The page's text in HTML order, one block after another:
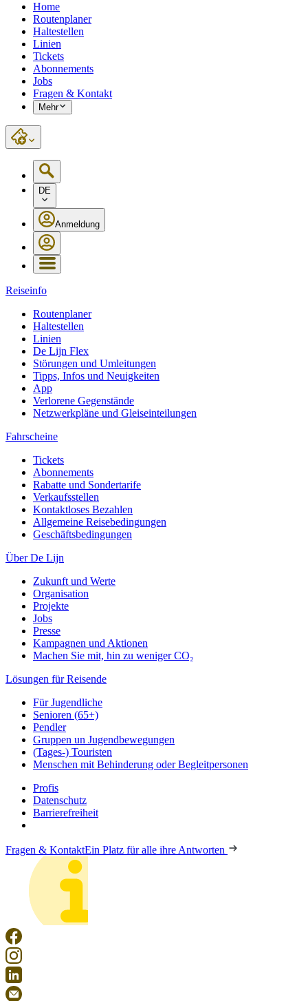
Home
Routenplaner
Haltestellen
Linien
Tickets
Abonnements
Jobs
Fragen & Kontakt
Mehr
DE
Anmeldung
Reiseinfo
Routenplaner
Haltestellen
Linien
De Lijn Flex
Störungen und Umleitungen
Tipps, Infos und Neuigkeiten
App
Verlorene Gegenstände
Netzwerkpläne und Gleiseinteilungen
Fahrscheine
Tickets
Abonnements
Rabatte und Sondertarife
Verkaufsstellen
Kontaktloses Bezahlen
Allgemeine Reisebedingungen
Geschäftsbedingungen
Über De Lijn
Zukunft und Werte
Organisation
Projekte
Jobs
Presse
Kampagnen und Aktionen
Machen Sie mit, hin zu weniger CO₂
Lösungen für Reisende
Für Jugendliche
Senioren (65+)
Pendler
Gruppen un Jugendbewegungen
(Tages-) Touristen
Menschen mit Behinderung oder Begleitpersonen
Profis
Datenschutz
Barrierefreiheit
Fragen & KontaktEin Platz für alle ihre Antworten